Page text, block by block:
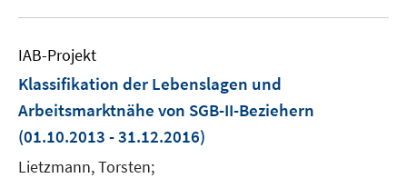
IAB-Projekt
Klassifikation der Lebenslagen und
Arbeitsmarktnähe von SGB-II-Beziehern
(01.10.2013 - 31.12.2016)
Lietzmann, Torsten;